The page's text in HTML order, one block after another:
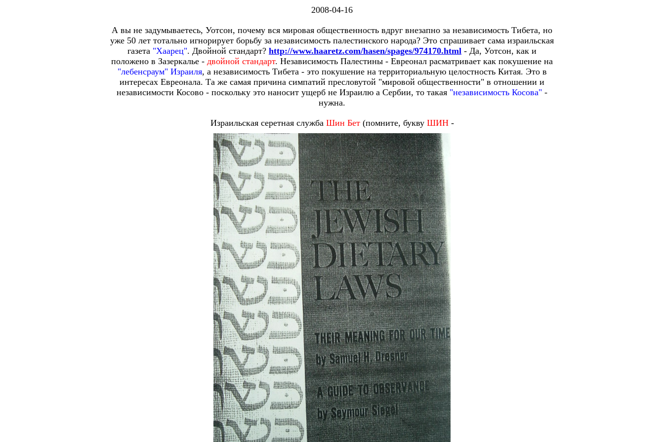
2008-04-16
А вы не задумываетесь, Уотсон, почему вся мировая общественность вдруг внезапно за независимость Тибета, но
уже 50 лет тотально игнорирует борьбу за независимость палестинского народа? Это спрашивает сама израильская
газета "Хаарец". Двойной стандарт? http://www.haaretz.com/hasen/spages/974170.html - Да, Уотсон, как и
положено в Зазеркалье - двойной стандарт. Независимость Палестины - Евреонал расматривает как покушение на
"лебенсраум" Израиля, а независимость Тибета - это покушение на территориальную целостность Китая. Это в
интересах Евреонала. Та же самая причина симпатий пресловутой "мировой общественности" в отношении и
независимости Косово - поскольку это наносит ущерб не Израилю а Сербии, то такая "независимость Косова" -
нужна.
Израильская серетная служба Шин Бет(помните, букву ШИН-